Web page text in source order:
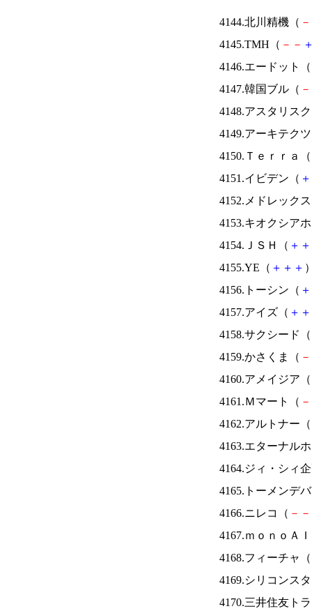
4144.北川精機（ －
4145.TMH（ － －
4146.エードット（
4147.韓国ブル（ －
4148.アスタリス
4149.アーキテク
4150.Ｔｅｒｒａ（
4151.イビデン（ ＋
4152.メドレック
4153.キオクシア
4154.ＪＳＨ（ ＋ ＋
4155.YE（ ＋ ＋ ＋
4156.トーシン（ ＋
4157.アイズ（ ＋ ＋
4158.サクシード（
4159.かさくま（ －
4160.アメイジア（
4161.Ｍマート（ －
4162.アルトナー（
4163.エターナル
4164.ジィ・シィ
4165.トーメンデ
4166.ニレコ（ － －
4167.ｍｏｎｏＡ
4168.フィーチャ（
4169.シリコンス
4170.三井住友ト